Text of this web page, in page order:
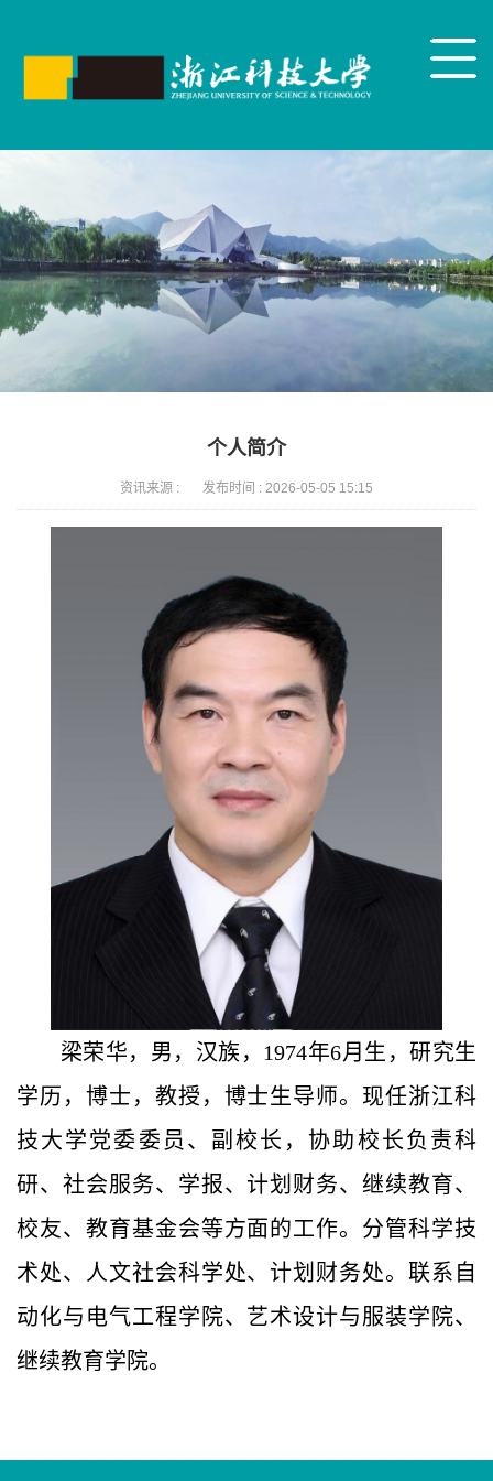
个人简介
资讯来源 : 发布时间 : 2026-05-05 15:15
梁荣华，男，汉族，1974年6月生，研究生
学历，博士，教授，博士生导师。 现任浙江科
技大学党委委员、副校长， 协助校长负责科
研、社会服务、学报、计划财务、继续教育、
校友、教育基金会等方面的工作。分管科学技
术处、人文社会科学处、计划财务处。联系自
动化与电气工程学院、艺术设计与服装学院、
继续教育学院。